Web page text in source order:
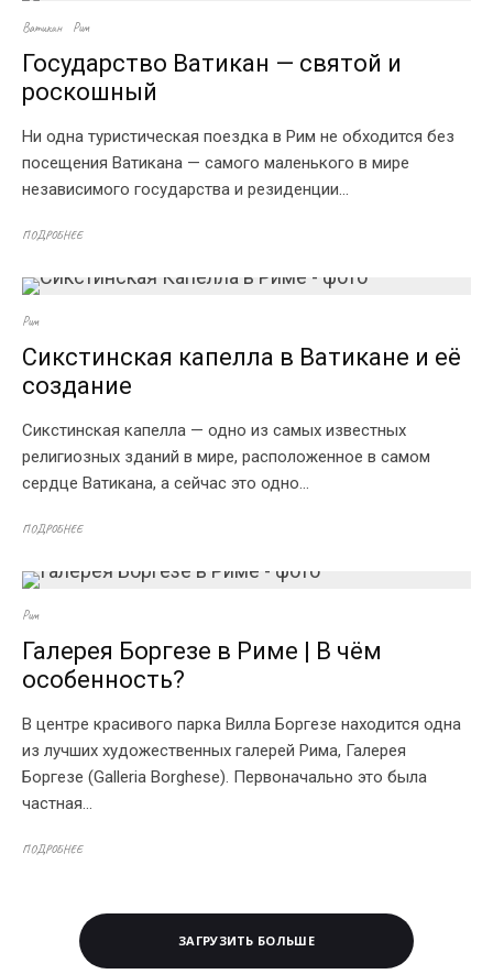
Ватикан Рим
Государство Ватикан — святой и
роскошный
Ни одна туристическая поездка в Рим не обходится без
посещения Ватикана — самого маленького в мире
независимого государства и резиденции...
ПОДРОБНЕЕ
Рим
Сикстинская капелла в Ватикане и её
создание
Сикстинская капелла — одно из самых известных
религиозных зданий в мире, расположенное в самом
сердце Ватикана, а сейчас это одно...
ПОДРОБНЕЕ
Рим
Галерея Боргезе в Риме | В чём
особенность?
В центре красивого парка Вилла Боргезе находится одна
из лучших художественных галерей Рима, Галерея
Боргезе (Galleria Borghese). Первоначально это была
частная...
ПОДРОБНЕЕ
ЗАГРУЗИТЬ БОЛЬШЕ